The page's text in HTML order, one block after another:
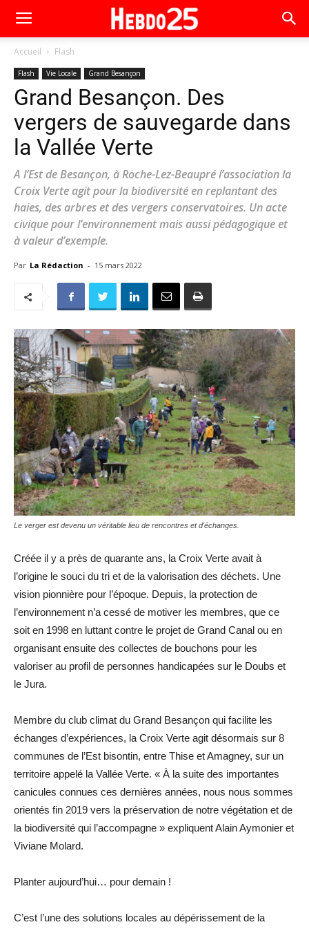
Accueil Flash
Flash Vie Locale Grand Besançon
Grand Besançon. Des
vergers de sauvegarde dans
la Vallée Verte
A l’Est de Besançon, à Roche-Lez-Beaupré l’association la
Croix Verte agit pour la biodiversité en replantant des
haies, des arbres et des vergers conservatoires. Un acte
civique pour l’environnement mais aussi pédagogique et
à valeur d’exemple.
Par La Rédaction - 15 mars 2022
Le verger est devenu un véritable lieu de rencontres et d'échanges.
Créée il y a près de quarante ans, la Croix Verte avait à
l’origine le souci du tri et de la valorisation des déchets. Une
vision pionnière pour l’époque. Depuis, la protection de
l’environnement n’a cessé de motiver les membres, que ce
soit en 1998 en luttant contre le projet de Grand Canal ou en
organisant ensuite des collectes de bouchons pour les
valoriser au profil de personnes handicapées sur le Doubs et
le Jura.
Membre du club climat du Grand Besançon qui facilite les
échanges d’expériences, la Croix Verte agit désormais sur 8
communes de l’Est bisontin, entre Thise et Amagney, sur un
territoire appelé la Vallée Verte. « À la suite des importantes
canicules connues ces dernières années, nous nous sommes
orientés fin 2019 vers la préservation de notre végétation et de
la biodiversité qui l’accompagne » expliquent Alain Aymonier et
Viviane Molard.
Planter aujourd’hui… pour demain !
C’est l’une des solutions locales au dépérissement de la